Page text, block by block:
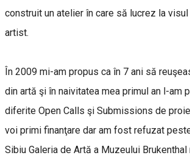
construit un atelier în care să lucrez la
artist.
În 2009 mi-am propus ca în 7 ani să
din artă şi în naivitatea mea primul an l-am
diferite Open Calls şi Submissions de
voi primi finanţare dar am fost refuzat
Sibiu Galeria de Artă a Muzeului